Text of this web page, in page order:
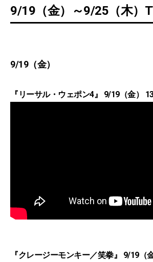
9/19（金）～9/25（木）
9/19（金）
『リーサル・ウェポン4』 9/19（金）
『クレージーモンキー／笑拳』 9/19（